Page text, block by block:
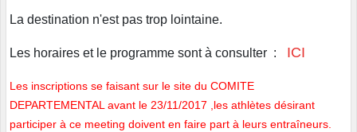
La destination n'est pas trop lointaine.
Les horaires et le programme sont à consulter : ICI
Les inscriptions se faisant sur le site du COMITE
DEPARTEMENTAL avant le 23/11/2017 ,les athlètes désirant
participer à ce meeting doivent en faire part à leurs entraîneurs.